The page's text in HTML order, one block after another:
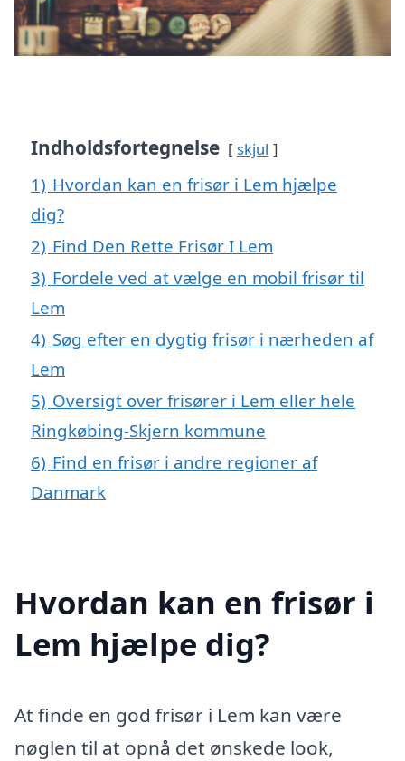
Indholdsfortegnelse skjul
1) Hvordan kan en frisør i Lem hjælpe
dig?
2) Find Den Rette Frisør I Lem
3) Fordele ved at vælge en mobil frisør til
Lem
4) Søg efter en dygtig frisør i nærheden af
Lem
5) Oversigt over frisører i Lem eller hele
Ringkøbing-Skjern kommune
6) Find en frisør i andre regioner af
Danmark
Hvordan kan en frisør i
Lem hjælpe dig?
At finde en god frisør i Lem kan være
nøglen til at opnå det ønskede look,